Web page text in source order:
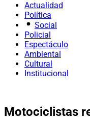
Actualidad
Política
Social
Policial
Espectáculo
Ambiental
Cultural
Institucional
Motociclistas